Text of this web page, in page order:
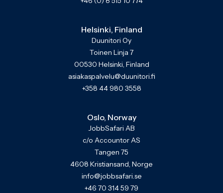
Helsinki, Finland
Duunitori Oy
Toinen Linja 7
00530 Helsinki, Finland
asiakaspalvelu@duunitori.fi
+358 44 980 3558
Oslo, Norway
JobbSafari AB
c/o Accountor AS
Tangen 75
4608 Kristiansand, Norge
info@jobbsafari.se
+46 70 314 59 79